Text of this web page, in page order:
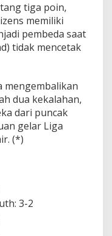
tiga poin,
memiliki
pembeda saat
tidak mencetak
mengembalikan
dua kekalahan,
dari puncak
gelar Liga
(*)
3-2